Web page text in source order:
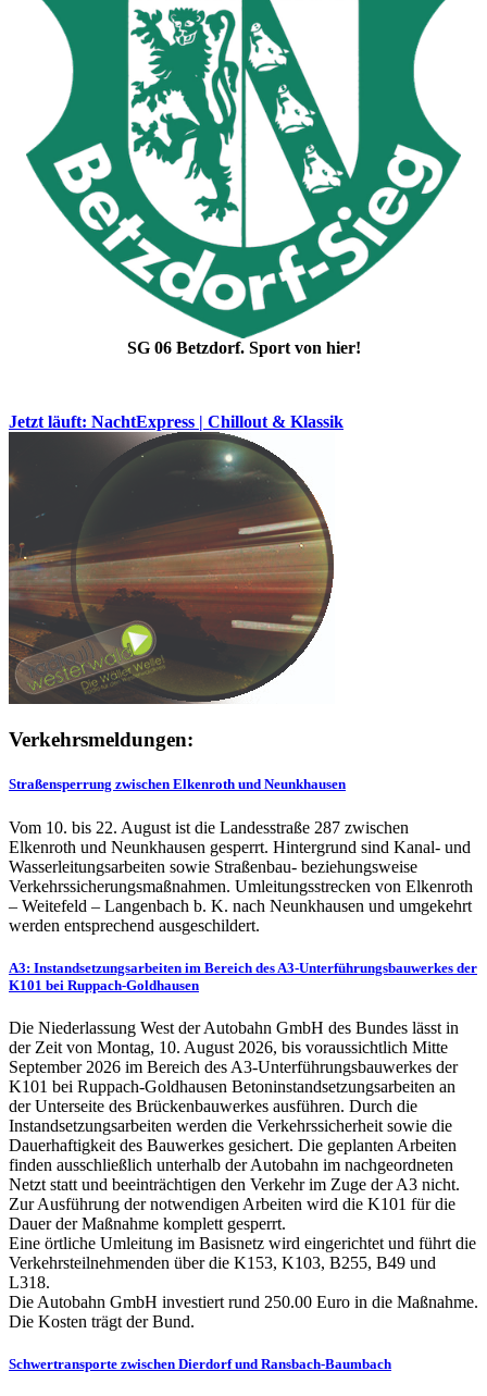
SG 06 Betzdorf. Sport von hier!
Jetzt läuft: NachtExpress | Chillout & Klassik
Verkehrsmeldungen:
Straßensperrung zwischen Elkenroth und Neunkhausen
Vom 10. bis 22. August ist die Landesstraße 287 zwischen
Elkenroth und Neunkhausen gesperrt. Hintergrund sind Kanal- und
Wasserleitungsarbeiten sowie Straßenbau- beziehungsweise
Verkehrssicherungsmaßnahmen. Umleitungsstrecken von Elkenroth
– Weitefeld – Langenbach b. K. nach Neunkhausen und umgekehrt
werden entsprechend ausgeschildert.
A3: Instandsetzungsarbeiten im Bereich des A3-Unterführungsbauwerkes der
K101 bei Ruppach-Goldhausen
Die Niederlassung West der Autobahn GmbH des Bundes lässt in
der Zeit von Montag, 10. August 2026, bis voraussichtlich Mitte
September 2026 im Bereich des A3-Unterführungsbauwerkes der
K101 bei Ruppach-Goldhausen Betoninstandsetzungsarbeiten an
der Unterseite des Brückenbauwerkes ausführen. Durch die
Instandsetzungsarbeiten werden die Verkehrssicherheit sowie die
Dauerhaftigkeit des Bauwerkes gesichert. Die geplanten Arbeiten
finden ausschließlich unterhalb der Autobahn im nachgeordneten
Netzt statt und beeinträchtigen den Verkehr im Zuge der A3 nicht.
Zur Ausführung der notwendigen Arbeiten wird die K101 für die
Dauer der Maßnahme komplett gesperrt.
Eine örtliche Umleitung im Basisnetz wird eingerichtet und führt die
Verkehrsteilnehmenden über die K153, K103, B255, B49 und
L318.
Die Autobahn GmbH investiert rund 250.00 Euro in die Maßnahme.
Die Kosten trägt der Bund.
Schwertransporte zwischen Dierdorf und Ransbach-Baumbach